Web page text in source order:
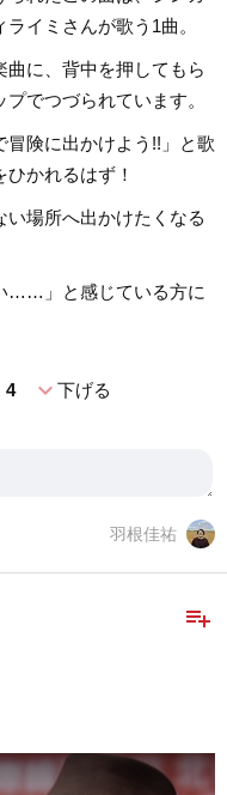
イミさんが歌う1曲。
曲に、背中を押してもら
でつづられています。
冒険に出かけよう!!」と歌
かれるはず！
い場所へ出かけたくなる
……」と感じている方に
4 expand_more下げる
羽根佳祐
playlist_add